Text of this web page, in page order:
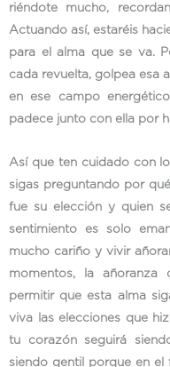
riéndote mucho,
Actuando así, estaréis
para el alma que se va.
cada revuelta, golpea esa
en ese campo
padece junto con ella por
Así que ten cuidado con
sigas preguntando por
fue su elección y quien
sentimiento es solo
mucho cariño y vivir
momentos, la
permitir que esta alma
viva las elecciones que
tu corazón seguirá
siendo gentil porque en